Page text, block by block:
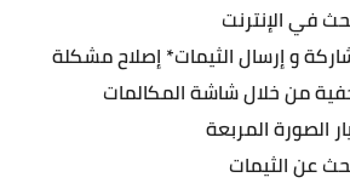
و إرسال الثيمات* إصلاح مشكلة
من خلال شاشة المكالمات